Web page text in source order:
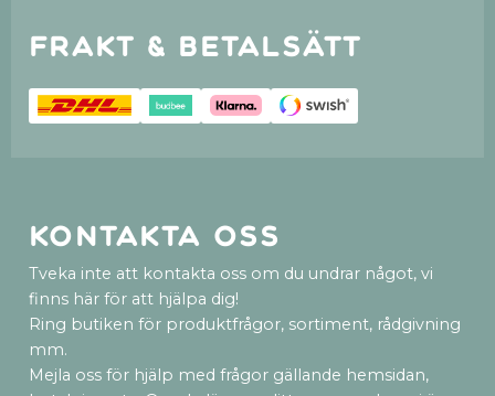
Frakt & betalsätt
Kontakta oss
Tveka inte att kontakta oss om du undrar något, vi
finns här för att hjälpa dig!
Ring butiken för produktfrågor, sortiment, rådgivning
mm.
Mejla oss för hjälp med frågor gällande hemsidan,